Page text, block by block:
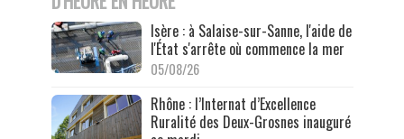
Isère : à Salaise-sur-Sanne, l'aide de
l'État s'arrête où commence la mer
05/08/26
Rhône : l’Internat d’Excellence
Ruralité des Deux-Grosnes inauguré